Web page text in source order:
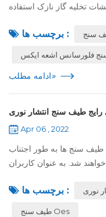
تخلیه گاز نازک استفاده
مخالف کاتد نص...برچسب ها :
فلورسانس اشعه ایکس
ادامه مطلب»
رایج طیف سنج انتشار نوری
Apr 06 , 2022
طیف سنج ها به طور اجتناب
شد. به عنوان کاربران
برخی ...
برچسب ها : نوری
طیف سنج Oes